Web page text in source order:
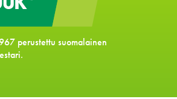
perustettu suomalainen